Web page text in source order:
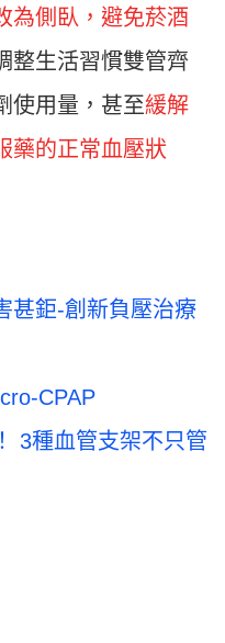
為側臥，避免菸酒
整生活習慣雙管齊
使用量，甚至緩解
藥的正常血壓狀
甚鉅-創新負壓治療
CPAP
3種血管支架不只管